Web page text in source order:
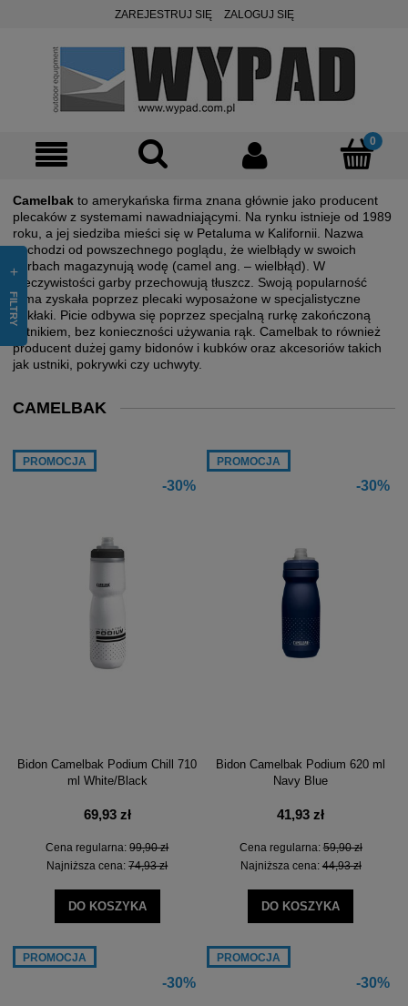
ZAREJESTRUJ SIĘ ZALOGUJ SIĘ
Camelbak to amerykańska firma znana głównie jako producent
plecaków z systemami nawadniającymi. Na rynku istnieje od 1989
roku, a jej siedziba mieści się w Petaluma w Kalifornii. Nazwa
pochodzi od powszechnego poglądu, że wielbłądy w swoich
garbach magazynują wodę (camel ang. – wielbłąd). W
rzeczywistości garby przechowują tłuszcz. Swoją popularność
firma zyskała poprzez plecaki wyposażone w specjalistyczne
bukłaki. Picie odbywa się poprzez specjalną rurkę zakończoną
ustnikiem, bez konieczności używania rąk. Camelbak to również
producent dużej gamy bidonów i kubków oraz akcesoriów takich
jak ustniki, pokrywki czy uchwyty.
CAMELBAK
-30%
Bidon Camelbak Podium Chill 710
ml White/Black
69,93 zł
Cena regularna:99,90 zł
Najniższa cena:74,93 zł
DO KOSZYKA
PROMOCJA
-30%
Bidon Camelbak Podium 620 ml
Navy Blue
41,93 zł
Cena regularna:59,90 zł
Najniższa cena:44,93 zł
DO KOSZYKA
PROMOCJA
-30%
PROMOCJA
-30%
PROMOCJA
FILTRY